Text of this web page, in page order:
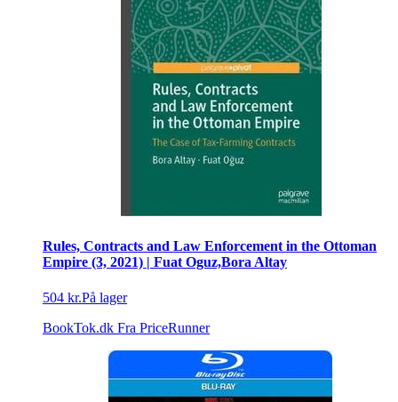
Rules, Contracts and Law Enforcement in the Ottoman
Empire (3, 2021) | Fuat Oguz,Bora Altay
504 kr.På lager
BookTok.dk Fra PriceRunner